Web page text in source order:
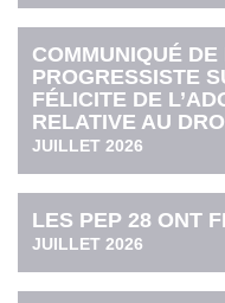
COMMUNIQUÉ
PROGRESSISTE
FÉLICITE DE
RELATIVE AU
JUILLET 2026
LES PEP 28 ONT
JUILLET 2026